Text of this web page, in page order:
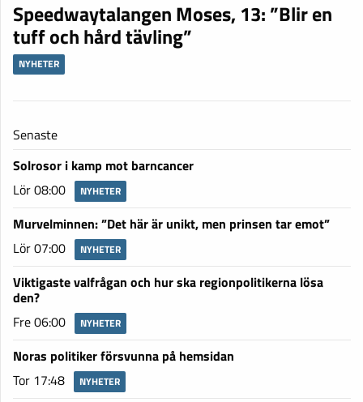
Speedwaytalangen Moses, 13: ”Blir en
tuff och hård tävling”
NYHETER
Senaste
Solrosor i kamp mot barncancer
Lör 08:00
NYHETER
Murvelminnen: ”Det här är unikt, men prinsen tar emot”
Lör 07:00
NYHETER
Viktigaste valfrågan och hur ska regionpolitikerna lösa
den?
Fre 06:00
NYHETER
Noras politiker försvunna på hemsidan
Tor 17:48
NYHETER